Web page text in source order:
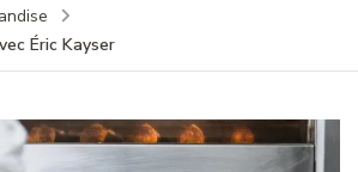
Éric Kayser